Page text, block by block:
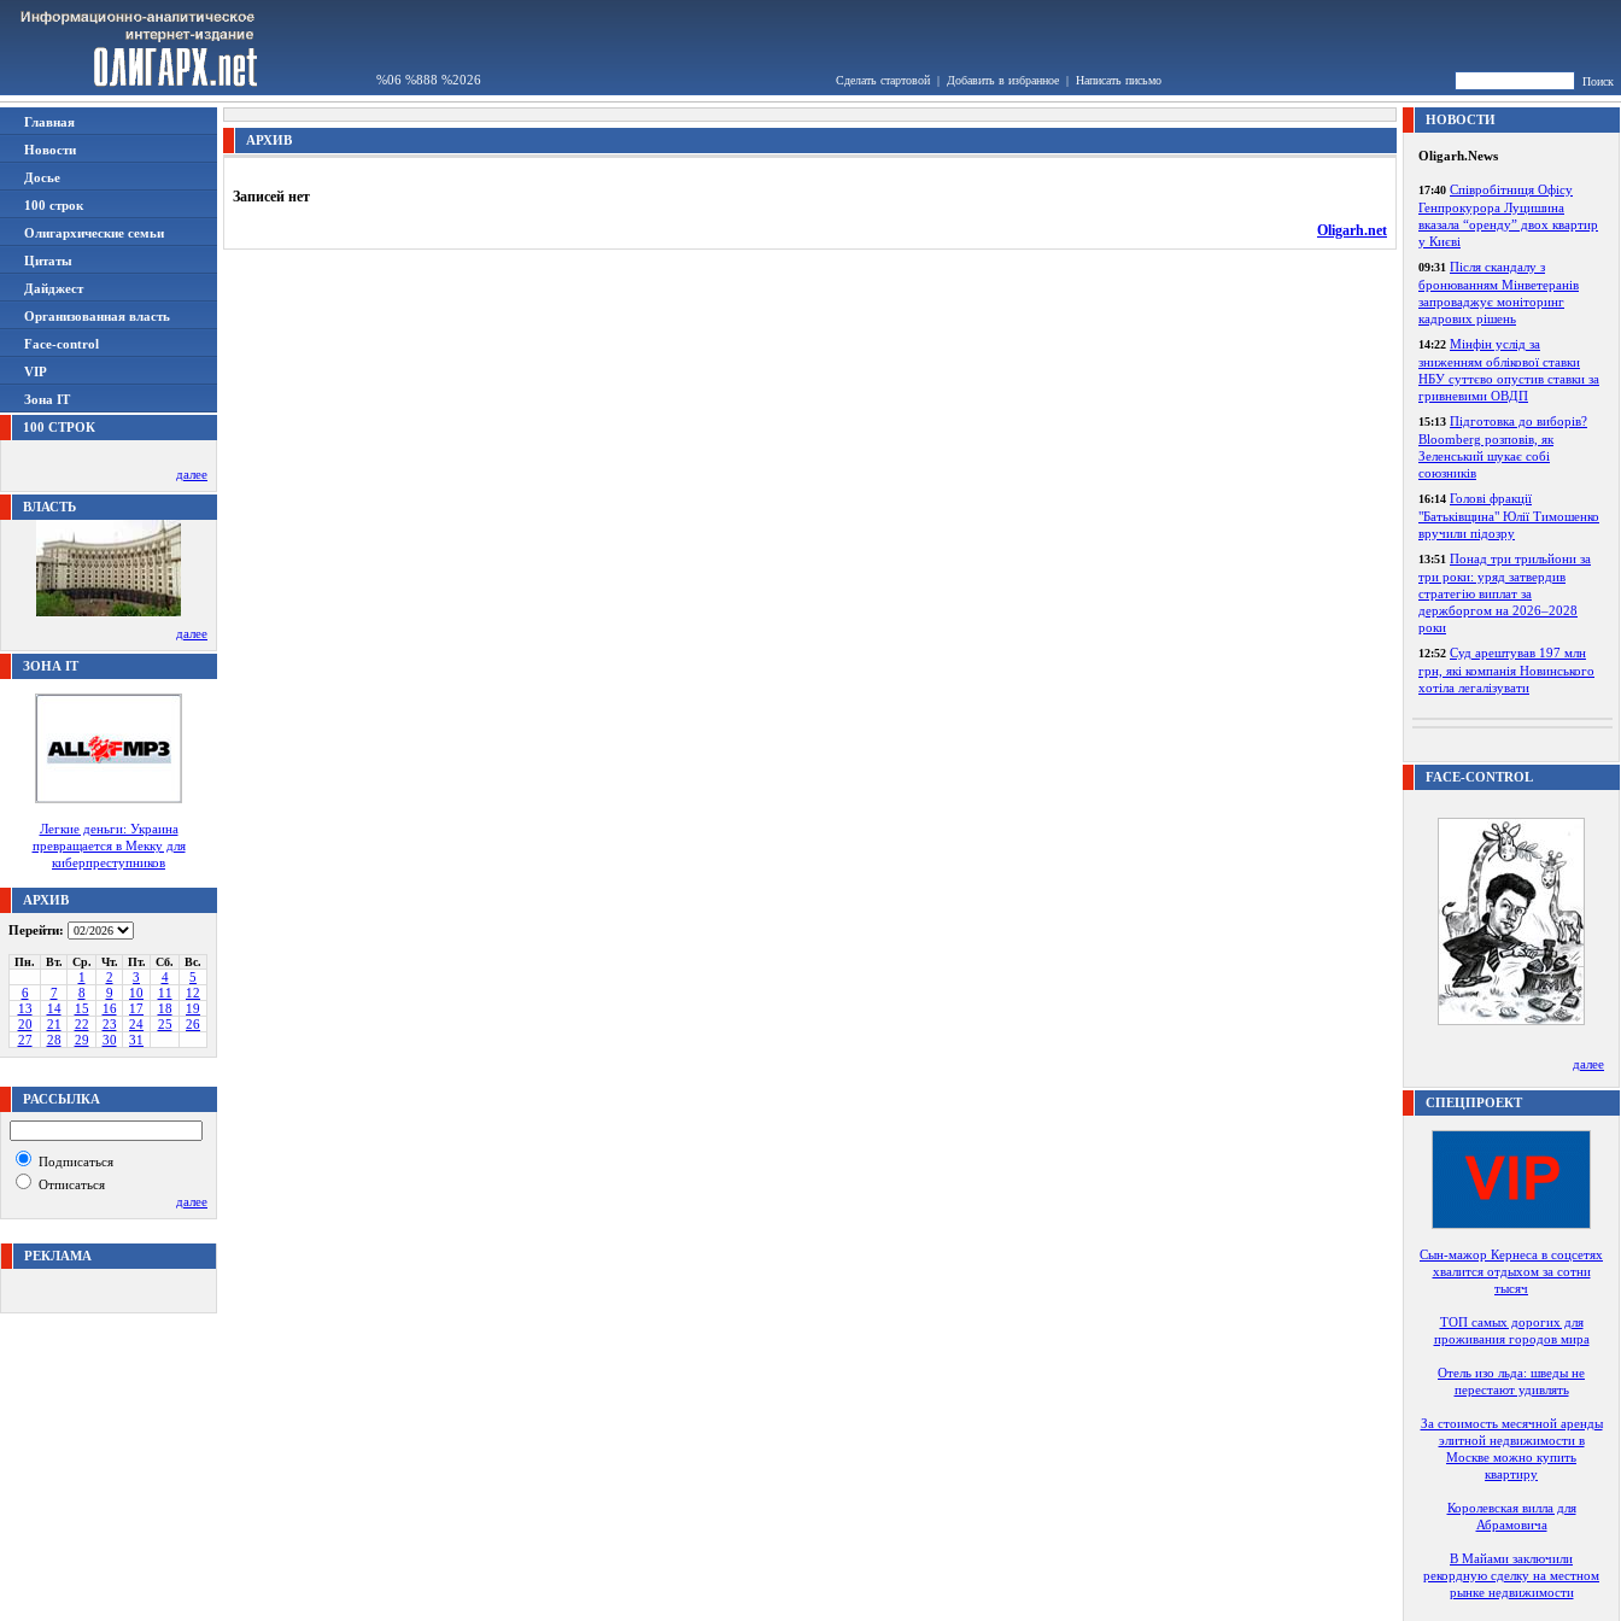
%06 %888 %2026 Сделать стартовой | Добавить в избранное | Написать письмо Поиск
Главная
Новости
Досье
100 строк
Олигархические семьи
Цитаты
Дайджест
Организованная власть
Face-control
VIP
Зона IT
100 СТРОК
далее
ВЛАСТЬ
далее
ЗОНА IT
Легкие деньги: Украина
превращается в Мекку для
киберпреступников
АРХИВ
Перейти:
Пн. Вт. Ср. Чт. Пт. Сб. Вс.
1 2 3 4
5
6
7 8 9 10 11
12
13
14 15 16 17 18
19
20
21 22 23 24 25
26
27
28 29 30 31
РАССЫЛКА
Подписаться
Отписаться
далее
РЕКЛАМА
АРХИВ
Записей нет
Oligarh.net
НОВОСТИ
Oligarh.News
17:40 Співробітниця Офісу
Генпрокурора Луцишина
вказала “оренду” двох квартир
у Києві
09:31 Після скандалу з
бронюванням Мінветеранів
запроваджує моніторинг
кадрових рішень
14:22 Мінфін услід за
зниженням облікової ставки
НБУ суттєво опустив ставки за
гривневими ОВДП
15:13 Підготовка до виборів?
Bloomberg розповів, як
Зеленський шукає собі
союзників
16:14 Голові фракції
"Батьківщина" Юлії Тимошенко
вручили підозру
13:51 Понад три трильйони за
три роки: уряд затвердив
стратегію виплат за
держборгом на 2026–2028
роки
12:52 Суд арештував 197 млн
грн, які компанія Новинського
хотіла легалізувати
FACE-CONTROL
далее
СПЕЦПРОЕКТ
Сын-мажор Кернеса в соцсетях
хвалится отдыхом за сотни
тысяч
ТОП самых дорогих для
проживания городов мира
Отель изо льда: шведы не
перестают удивлять
За стоимость месячной аренды
элитной недвижимости в
Москве можно купить
квартиру
Королевская вилла для
Абрамовича
В Майами заключили
рекордную сделку на местном
рынке недвижимости